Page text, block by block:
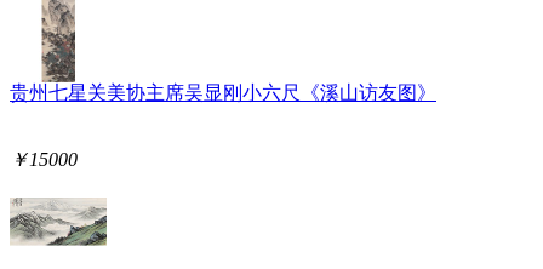
贵州七星关美协主席吴显刚小六尺《溪山访友图》
￥15000